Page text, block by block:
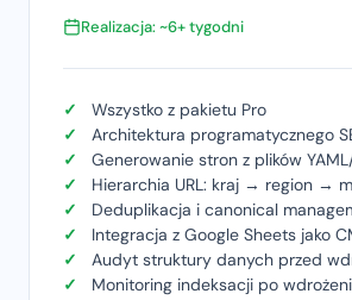
Realizacja: ~6+ tygodni
Wszystko z pakietu Pro
Architektura programatycznego
Generowanie stron z plików
Hierarchia URL: kraj → region →
Deduplikacja i canonical
Integracja z Google Sheets jako
Audyt struktury danych przed
Monitoring indeksacji po